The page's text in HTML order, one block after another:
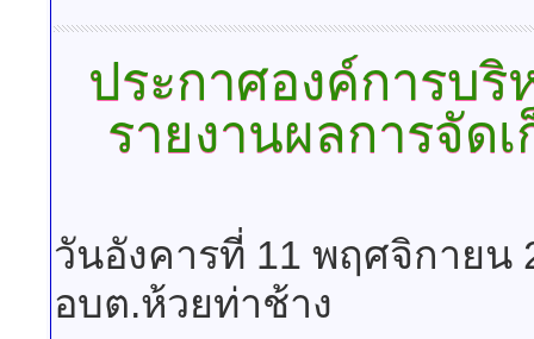
ประกาศองค์การบ
รายงานผลการจัด
วันอังคารที่ 11 พฤศจิกายน
อบต.ห้วยท่าช้าง